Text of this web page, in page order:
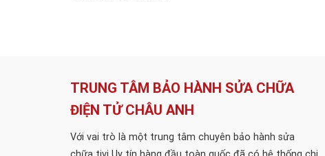
TRUNG TÂM BẢO HÀNH SỬA CHỮA
ĐIỆN TỬ CHÂU ANH
Với vai trò là một trung tâm chuyên bảo hành sửa